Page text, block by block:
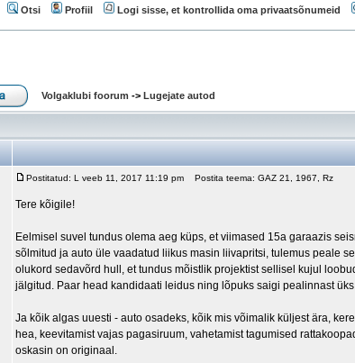
Otsi Profiil Logi sisse, et kontrollida oma privaatsõnumeid
Volgaklubi foorum -> Lugejate autod
Postitatud: L veeb 11, 2017 11:19 pm Postita teema: GAZ 21, 1967, Rz
Tere kõigile!
Eelmisel suvel tundus olema aeg küps, et viimased 15a garaazis
sõlmitud ja auto üle vaadatud liikus masin liivapritsi, tulemus peale
olukord sedavõrd hull, et tundus mõistlik projektist sellisel kujul
jälgitud. Paar head kandidaati leidus ning lõpuks saigi pealinnast
Ja kõik algas uuesti - auto osadeks, kõik mis võimalik küljest ära,
hea, keevitamist vajas pagasiruum, vahetamist tagumised
oskasin on originaal.